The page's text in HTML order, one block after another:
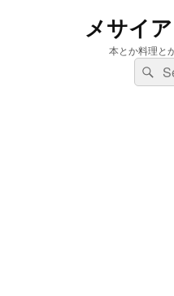
メサイ
本とか料理と
検
索:
検
索